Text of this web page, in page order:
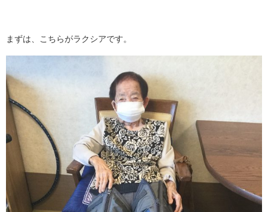
まずは、こちらがラクシアです。